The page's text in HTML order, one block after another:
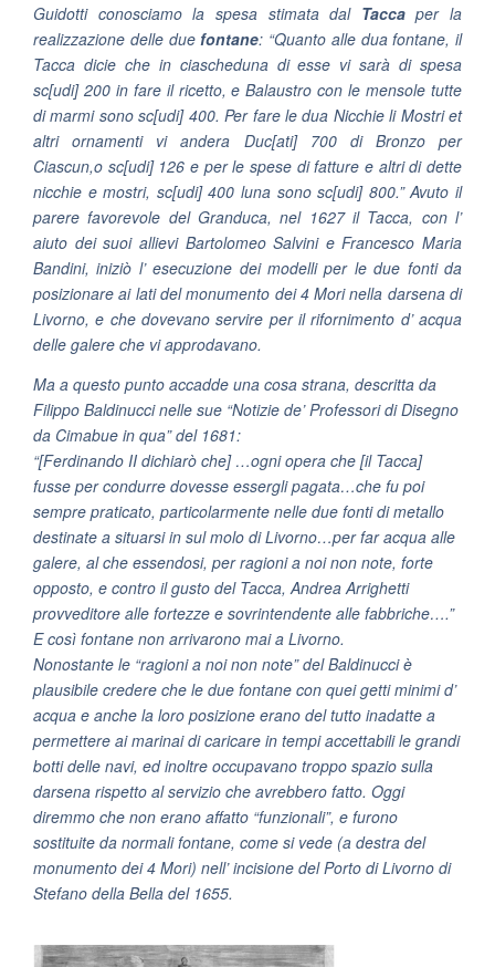
Guidotti conosciamo la spesa stimata dal Taccaper la
realizzazione delle due fontane: “Quanto alle dua fontane, il
Tacca dicie che in ciascheduna di esse vi sarà di spesa
sc[udi] 200 in fare il ricetto, e Balaustro con le mensole tutte
di marmi sono sc[udi] 400. Per fare le dua Nicchie li Mostri et
altri ornamenti vi andera Duc[ati] 700 di Bronzo per
Ciascun,o sc[udi] 126 e per le spese di fatture e altri di dette
nicchie e mostri, sc[udi] 400 luna sono sc[udi] 800.”Avuto il
parere favorevole del Granduca, nel 1627 il Tacca, con l’
aiuto dei suoi allievi Bartolomeo Salvini e Francesco Maria
Bandini, iniziò l’ esecuzione dei modelli per le due fonti da
posizionare ai lati del monumento dei 4 Mori nella darsena di
Livorno, e che dovevano servire per il rifornimento d’ acqua
delle galere che vi approdavano.
Ma a questo punto accadde una cosa strana, descritta da
Filippo Baldinucci nelle sue “Notizie de’ Professori di Disegno
da Cimabue in qua” del 1681:
“[Ferdinando II dichiarò che] …ogni opera che [il Tacca]
fusse per condurre dovesse essergli pagata…che fu poi
sempre praticato, particolarmente nelle due fonti di metallo
destinate a situarsi in sul molo di Livorno…per far acqua alle
galere, al che essendosi, per ragioni a noi non note, forte
opposto, e contro il gusto del Tacca, Andrea Arrighetti
provveditore alle fortezze e sovrintendente alle fabbriche….”
E così fontane non arrivarono mai a Livorno.
Nonostante le “ragioni a noi non note” del Baldinucci è
plausibile credere che le due fontane con quei getti minimi d’
acqua e anche la loro posizione erano del tutto inadatte a
permettere ai marinai di caricare in tempi accettabili le grandi
botti delle navi, ed inoltre occupavano troppo spazio sulla
darsena rispetto al servizio che avrebbero fatto. Oggi
diremmo che non erano affatto “funzionali”, e furono
sostituite da normali fontane, come si vede (a destra del
monumento dei 4 Mori) nell’ incisione del Porto di Livorno di
Stefano della Bella del 1655.